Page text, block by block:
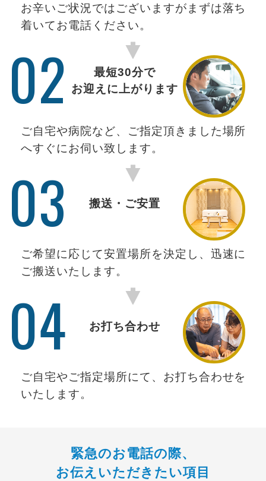
お辛いご状況ではございますがまずは落ち
着いてお電話ください。
02
最短30分で
お迎えに上がります
ご自宅や病院など、ご指定頂きました場所
へすぐにお伺い致します。
03 搬送・ご安置
ご希望に応じて安置場所を決定し、迅速に
ご搬送いたします。
04 お打ち合わせ
ご自宅やご指定場所にて、お打ち合わせを
いたします。
緊急のお電話の際、
お伝えいただきたい項目